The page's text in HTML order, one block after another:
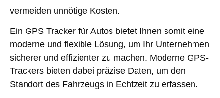
vermeiden unnötige Kosten.
Ein GPS Tracker für Autos bietet Ihnen somit eine
moderne und flexible Lösung, um Ihr Unternehmen
sicherer und effizienter zu machen. Moderne GPS-
Trackers bieten dabei präzise Daten, um den
Standort des Fahrzeugs in Echtzeit zu erfassen.